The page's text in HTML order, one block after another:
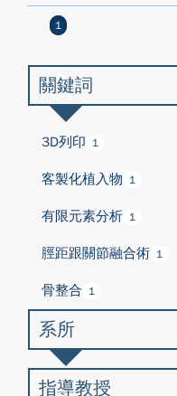
1
關鍵詞
3D列印 1
客製化植入物 1
有限元素分析 1
脛距跟關節融合術 1
骨整合 1
系所
指導教授